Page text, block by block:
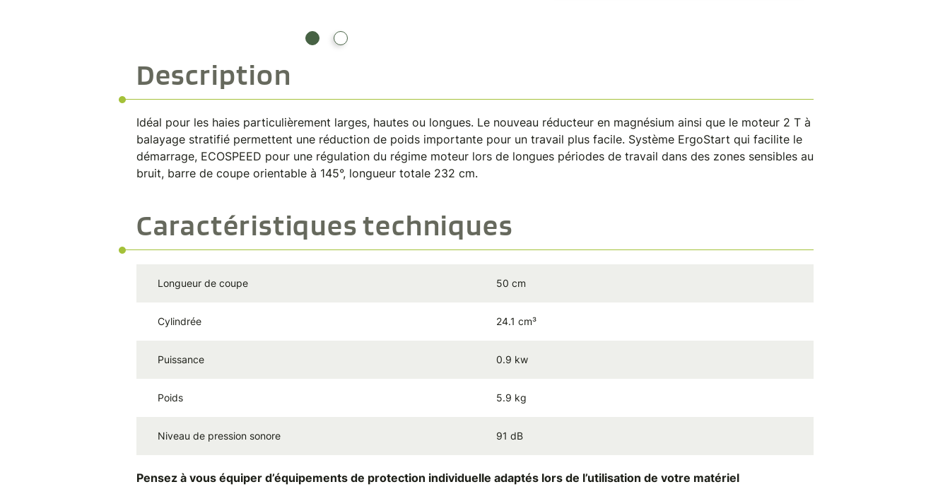
Description
Idéal pour les haies particulièrement larges, hautes ou longues. Le nouveau réducteur en magnésium ainsi que le moteur 2 T à
balayage stratifié permettent une réduction de poids importante pour un travail plus facile. Système ErgoStart qui facilite le
démarrage, ECOSPEED pour une régulation du régime moteur lors de longues périodes de travail dans des zones sensibles au
bruit, barre de coupe orientable à 145°, longueur totale 232 cm.
Caractéristiques techniques
Longueur de coupe 50 cm
Cylindrée 24.1 cm³
Puissance 0.9 kw
Poids 5.9 kg
Niveau de pression sonore 91 dB
Pensez à vous équiper d’équipements de protection individuelle adaptés lors de l’utilisation de votre matériel